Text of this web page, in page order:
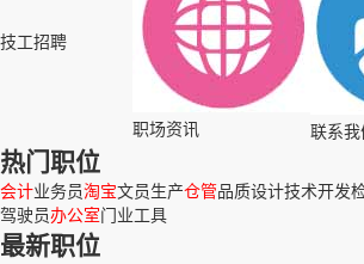
技工招聘
职场资讯 联系我
热门职位
会计业务员淘宝文员生产仓管品质设计技术开发
驾驶员办公室门业工具
最新职位